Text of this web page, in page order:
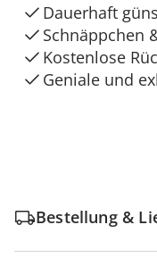
Dauerhaft
Schnäppchen
Kostenlose
Geniale und
Bestellung &